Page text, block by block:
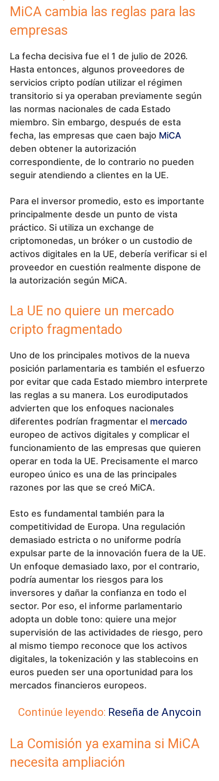
MiCA cambia las reglas para las
empresas
La fecha decisiva fue el 1 de julio de 2026.
Hasta entonces, algunos proveedores de
servicios cripto podían utilizar el régimen
transitorio si ya operaban previamente según
las normas nacionales de cada Estado
miembro. Sin embargo, después de esta
fecha, las empresas que caen bajo MiCA
deben obtener la autorización
correspondiente, de lo contrario no pueden
seguir atendiendo a clientes en la UE.
Para el inversor promedio, esto es importante
principalmente desde un punto de vista
práctico. Si utiliza un exchange de
criptomonedas, un bróker o un custodio de
activos digitales en la UE, debería verificar si el
proveedor en cuestión realmente dispone de
la autorización según MiCA.
La UE no quiere un mercado
cripto fragmentado
Uno de los principales motivos de la nueva
posición parlamentaria es también el esfuerzo
por evitar que cada Estado miembro interprete
las reglas a su manera. Los eurodiputados
advierten que los enfoques nacionales
diferentes podrían fragmentar el mercado
europeo de activos digitales y complicar el
funcionamiento de las empresas que quieren
operar en toda la UE. Precisamente el marco
europeo único es una de las principales
razones por las que se creó MiCA.
Esto es fundamental también para la
competitividad de Europa. Una regulación
demasiado estricta o no uniforme podría
expulsar parte de la innovación fuera de la UE.
Un enfoque demasiado laxo, por el contrario,
podría aumentar los riesgos para los
inversores y dañar la confianza en todo el
sector. Por eso, el informe parlamentario
adopta un doble tono: quiere una mejor
supervisión de las actividades de riesgo, pero
al mismo tiempo reconoce que los activos
digitales, la tokenización y las stablecoins en
euros pueden ser una oportunidad para los
mercados financieros europeos.
Continúe leyendo: Reseña de Anycoin
La Comisión ya examina si MiCA
necesita ampliación